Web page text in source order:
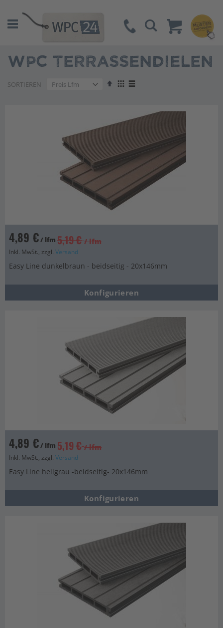
Suche
WPC TERRASSENDIELEN
SORTIEREN
AbsteigendAnzeigen
4,89 €/ lfm 5,19 € / lfm
Inkl. MwSt., zzgl. Versand
Easy Line dunkelbraun - beidseitig - 20x146mm
Konfigurieren
4,89 €/ lfm 5,19 € / lfm
Inkl. MwSt., zzgl. Versand
Easy Line hellgrau -beidseitig- 20x146mm
Konfigurieren